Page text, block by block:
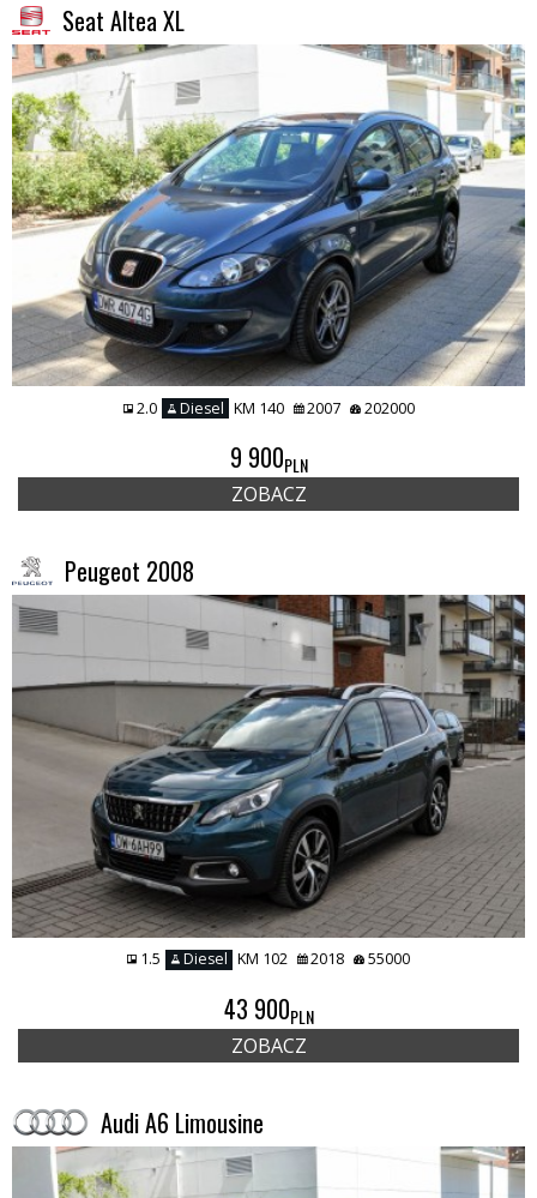
Seat Altea XL
2.0 Diesel KM 140 2007 202000
9 900PLN
ZOBACZ
Peugeot 2008
1.5 Diesel KM 102 2018 55000
43 900PLN
ZOBACZ
Audi A6 Limousine